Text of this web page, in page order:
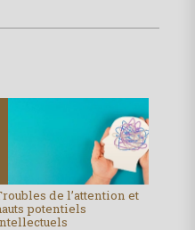
de l’attention et
potentiels